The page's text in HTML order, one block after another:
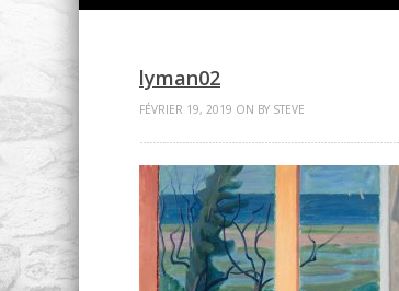
lyman02
FÉVRIER 19, 2019 ON BY STEVE